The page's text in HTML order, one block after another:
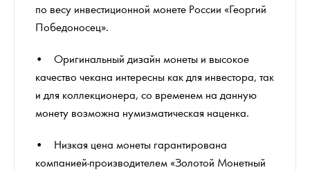
по весу инвестиционной монете России «Георгий
Победоносец».
• Оригинальный дизайн монеты и высокое
качество чекана интересны как для инвестора, так
и для коллекционера, со временем на данную
монету возможна нумизматическая наценка.
• Низкая цена монеты гарантирована
компанией-производителем «Золотой Монетный